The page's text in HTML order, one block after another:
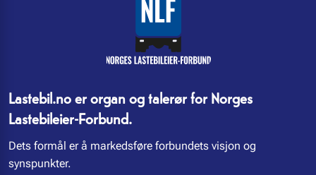
Lastebil.no er organ og talerør for Norges
Lastebileier-Forbund.
Dets formål er å markedsføre forbundets visjon og
synspunkter.